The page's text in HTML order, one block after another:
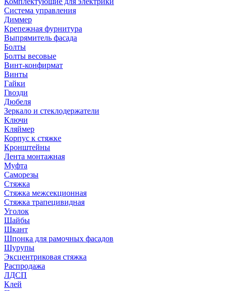
Система управления
Диммер
Крепежная фурнитура
Выпрямитель фасада
Болты
Болты весовые
Винт-конфирмат
Винты
Гайки
Гвозди
Дюбеля
Зеркало и стеклодержатели
Ключи
Кляймер
Корпус к стяжке
Кронштейны
Лента монтажная
Муфта
Саморезы
Стяжка
Стяжка межсекционная
Стяжка трапецивидная
Уголок
Шайбы
Шкант
Шпонка для рамочных фасадов
Шурупы
Эксцентриковая стяжка
Распродажа
ЛДСП
Клей